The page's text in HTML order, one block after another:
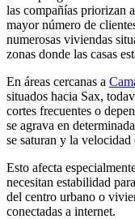
las compañías priorizan
mayor número de
numerosas viviendas
zonas donde las casas
En áreas cercanas a
situados hacia Sax,
cortes frecuentes o
se agrava en
se saturan y la velocidad
Esto afecta
necesitan estabilidad
del centro urbano o
conectadas a internet.